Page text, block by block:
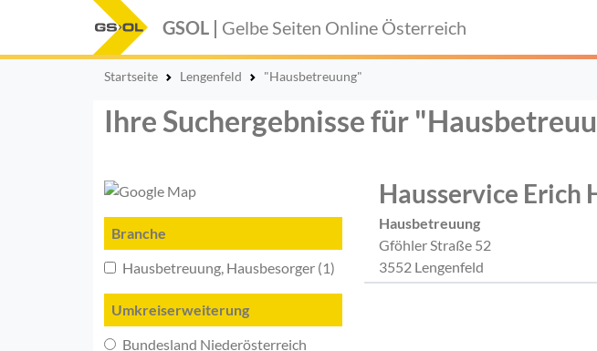
GSOL | Gelbe Seiten Online Österreich
Startseite Lengenfeld "Hausbetreuung"
Ihre Suchergebnisse für
Branche
Hausbetreuung, Hausbesorger (1)
Umkreiserweiterung
Bundesland Niederösterreich
Hausservice Erich
Hausbetreuung
Gföhler Straße 52
3552 Lengenfeld